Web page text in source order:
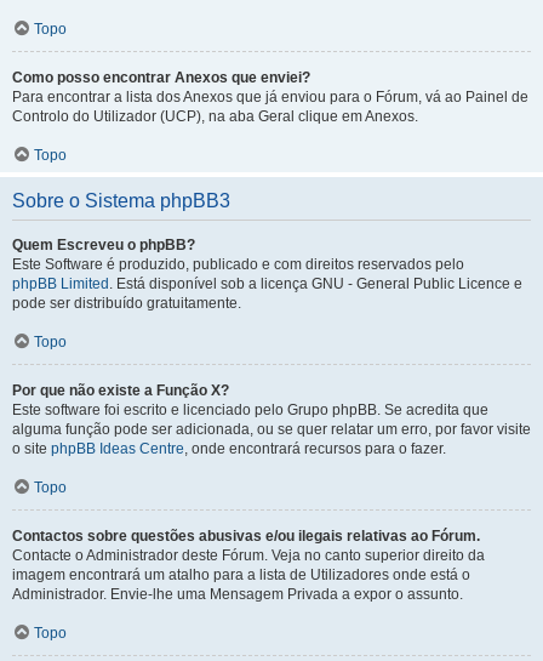
Topo
Como posso encontrar Anexos que enviei?
Para encontrar a lista dos Anexos que já enviou para o Fórum, vá ao Painel de
Controlo do Utilizador (UCP), na aba Geral clique em Anexos.
Topo
Sobre o Sistema phpBB3
Quem Escreveu o phpBB?
Este Software é produzido, publicado e com direitos reservados pelo
phpBB Limited . Está disponível sob a licença GNU - General Public Licence e
pode ser distribuído gratuitamente.
Topo
Por que não existe a Função X?
Este software foi escrito e licenciado pelo Grupo phpBB. Se acredita que
alguma função pode ser adicionada, ou se quer relatar um erro, por favor visite
o site phpBB Ideas Centre, onde encontrará recursos para o fazer.
Topo
Contactos sobre questões abusivas e/ou ilegais relativas ao Fórum.
Contacte o Administrador deste Fórum. Veja no canto superior direito da
imagem encontrará um atalho para a lista de Utilizadores onde está o
Administrador. Envie-lhe uma Mensagem Privada a expor o assunto.
Topo